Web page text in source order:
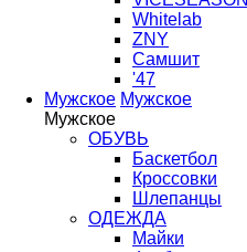
Whitelab
ZNY
Самшит
'47
Мужское Мужское
Мужское
ОБУВЬ
Баскетбол
Кроссовки
Шлепанцы
ОДЕЖДА
Майки